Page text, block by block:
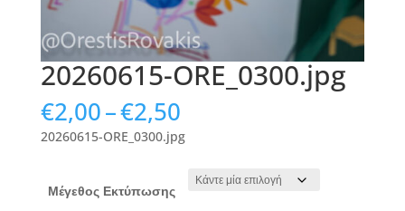
20260615-ORE_0300.jpg
€2,00–€2,50Price
range:
€2,00
through
€2,50
20260615-ORE_0300.jpg
Μέγεθος Εκτύπωσης